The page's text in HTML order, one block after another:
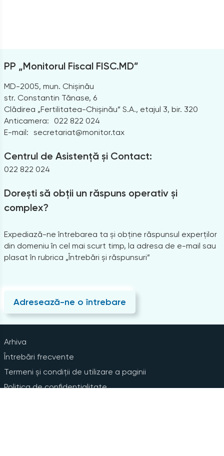
PP „Monitorul Fiscal FISC.MD”
MD-2005, mun. Chișinău
str. Constantin Tănase, 6
Clădirea „Fertilitatea-Chișinău” S.A., etajul 3, bir. 320
Anticamera:
022 822 024
E-mail: secretariat@monitor.tax
Centrul de Asistență și Contact:
022 822 024
Dorești să obții un răspuns operativ și
complex?
Expediază-ne întrebarea ta și obține răspunsul experților
din domeniu în cel mai scurt timp, la adresa de e-mail sau
plasat în rubrica „Întrebări și răspunsuri”
Adresează-ne o întrebare
Arhiva
Întrebări frecvente
Termeni și condiții de utilizare a paginii
Politica de confidențialitate